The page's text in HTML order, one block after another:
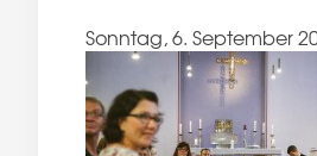
Sonntag, 6. September